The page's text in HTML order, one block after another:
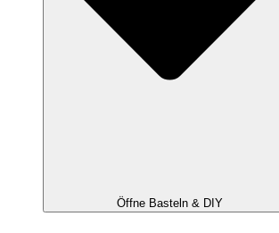
Öffne Basteln & DIY